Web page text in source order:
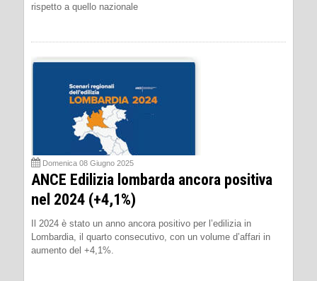
rispetto a quello nazionale
Domenica 08 Giugno 2025
ANCE Edilizia lombarda ancora positiva
nel 2024 (+4,1%)
Il 2024 è stato un anno ancora positivo per l’edilizia in
Lombardia, il quarto consecutivo, con un volume d’affari in
aumento del +4,1%.